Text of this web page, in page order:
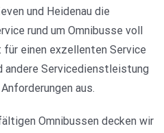
und Heidenau die
rund um Omnibusse voll
einen exzellenten Service
andere Servicedienstleistung
aus.
Omnibussen decken wir